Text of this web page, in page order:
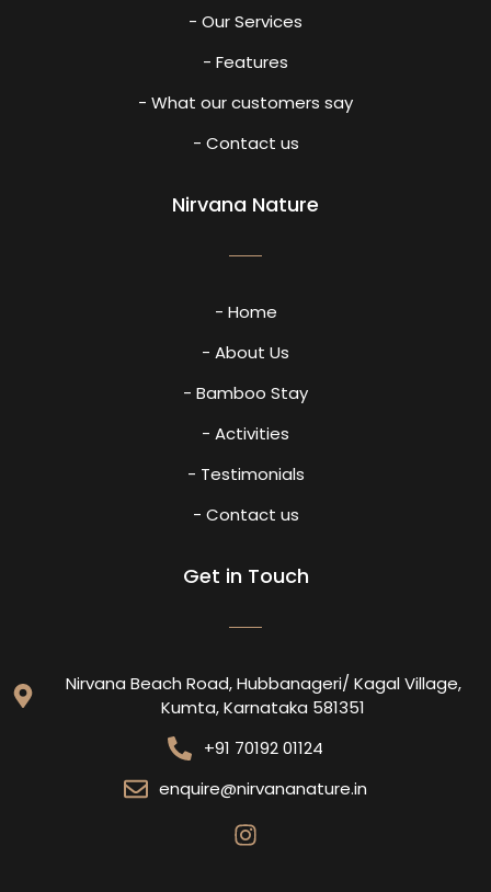
- Our Services
- Features
- What our customers say
- Contact us
Nirvana Nature
- Home
- About Us
- Bamboo Stay
- Activities
- Testimonials
- Contact us
Get in Touch
Nirvana Beach Road, Hubbanageri/ Kagal Village,
Kumta, Karnataka 581351
+91 70192 01124
enquire@nirvananature.in